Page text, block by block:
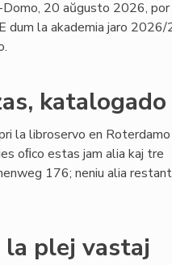
20 aŭgusto 2026, por
la akademia jaro
la libroservo en Roterdamo
oﬁco estas jam alia kaj tre
176; neniu alia
plej vastaj